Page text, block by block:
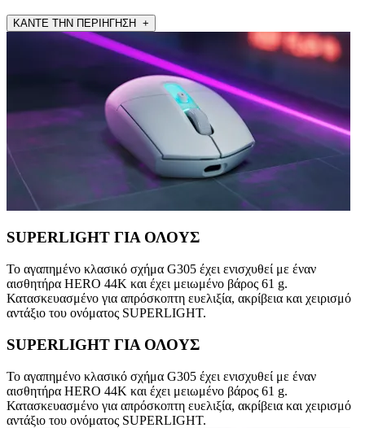
ΚΑΝΤΕ ΤΗΝ ΠΕΡΙΗΓΗΣΗ +
SUPERLIGHT ΓΙΑ ΟΛΟΥΣ
Το αγαπημένο κλασικό σχήμα G305 έχει ενισχυθεί με έναν
αισθητήρα HERO 44K και έχει μειωμένο βάρος 61 g.
Κατασκευασμένο για απρόσκοπτη ευελιξία, ακρίβεια και χειρισμό
αντάξιο του ονόματος SUPERLIGHT.
SUPERLIGHT ΓΙΑ ΟΛΟΥΣ
Το αγαπημένο κλασικό σχήμα G305 έχει ενισχυθεί με έναν
αισθητήρα HERO 44K και έχει μειωμένο βάρος 61 g.
Κατασκευασμένο για απρόσκοπτη ευελιξία, ακρίβεια και χειρισμό
αντάξιο του ονόματος SUPERLIGHT.